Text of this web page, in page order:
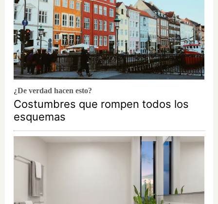
¿De verdad hacen esto?
Costumbres que rompen todos los
esquemas